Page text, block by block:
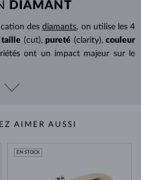
DIAMANT
desdiamants, on utilise les 4
taille (cut), pureté (clarity), couleur
ont un impact majeur sur le
AIMER AUSSI
EN STOCK